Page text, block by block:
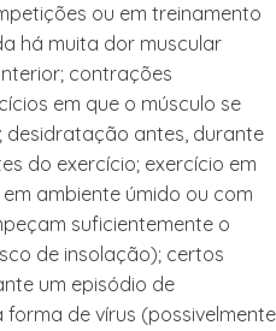
ou em treinamento
há muita dor muscular
contrações
em que o músculo se
antes, durante
do exercício; exercício em
ambiente úmido ou com
suficientemente o
de insolação); certos
um episódio de
de vírus (possivelmente